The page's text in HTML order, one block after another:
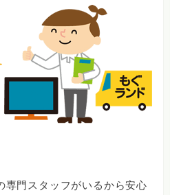
専門スタッフがいるから安心